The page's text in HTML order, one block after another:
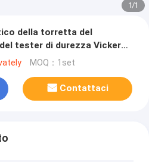
1/1
della torretta del
tester di durezza Vickers
MOQ：1set
Contattaci